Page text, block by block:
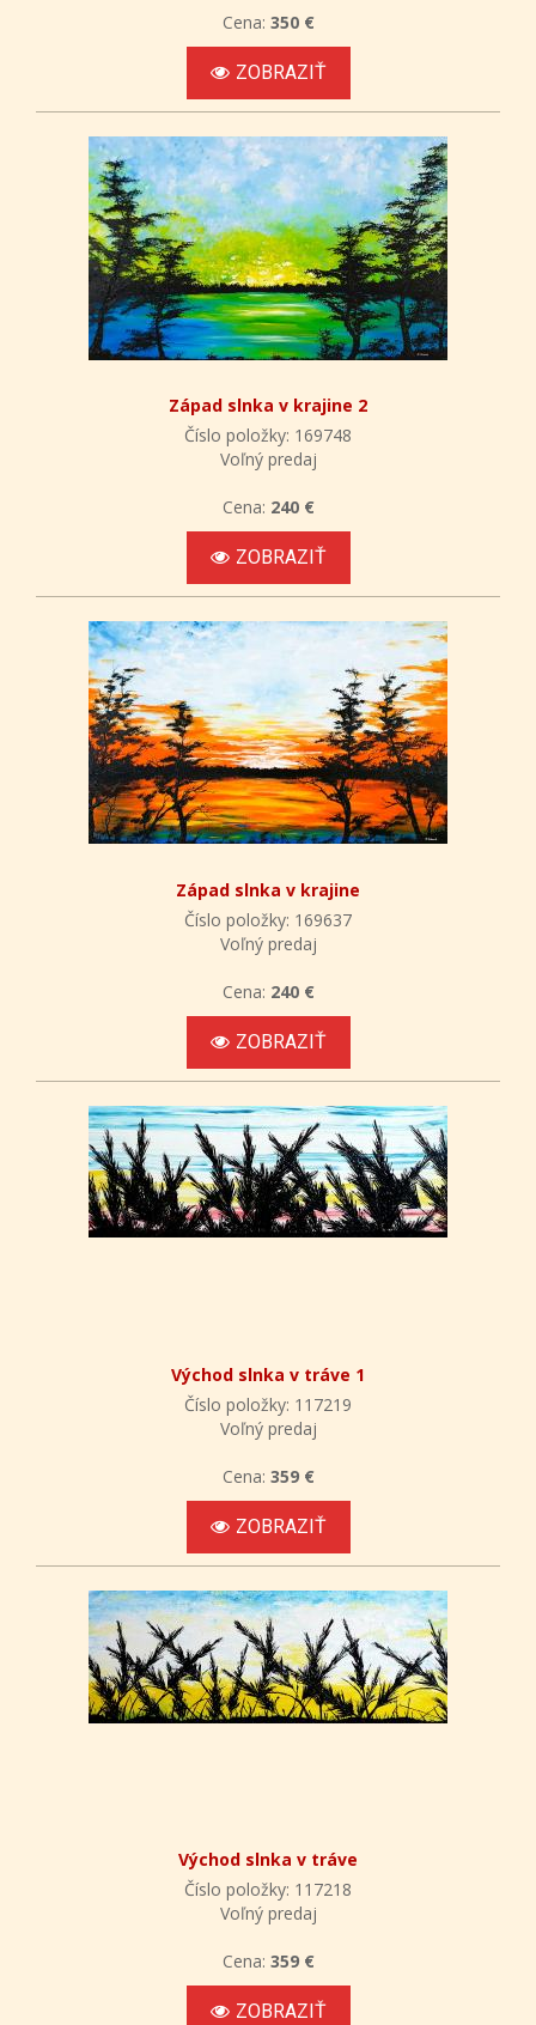
Cena: 350 €
ZOBRAZIŤ
Západ slnka v krajine 2
Číslo položky: 169748
Voľný predaj
Cena: 240 €
ZOBRAZIŤ
Západ slnka v krajine
Číslo položky: 169637
Voľný predaj
Cena: 240 €
ZOBRAZIŤ
Východ slnka v tráve 1
Číslo položky: 117219
Voľný predaj
Cena: 359 €
ZOBRAZIŤ
Východ slnka v tráve
Číslo položky: 117218
Voľný predaj
Cena: 359 €
ZOBRAZIŤ